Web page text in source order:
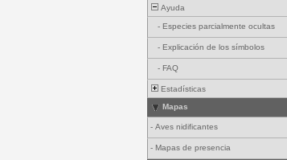
Ayuda
- Especies parcialmente ocultas
- Explicación de los símbolos
- FAQ
Estadísticas
Mapas
- Aves nidificantes
- Mapas de presencia